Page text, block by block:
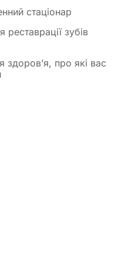
стаціонар
зубів
здоров’я, про які вас